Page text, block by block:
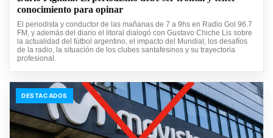
conocimiento para opinar
El periodista y conductor de las mañanas de 7 a 9hs en Radio Gol 96.7
FM, y además del diario el litoral dialogó con Gustavo Chiche Lis sobre
la actualidad del fútbol argentino, el impacto del Mundial, los desafíos
de la radio, la situación de los clubes santafesinos y su trayectoria
profesional.
DESTACADOS